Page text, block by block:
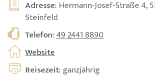
Adresse: Hermann-Josef-Straße 4,
Steinfeld
Telefon:49 2441 8890
Website
Reisezeit: ganzjährig